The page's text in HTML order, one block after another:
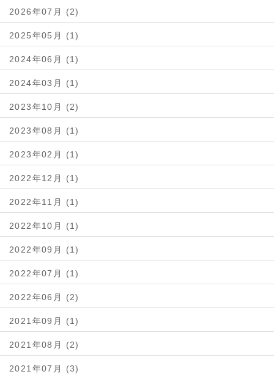
2026年07月 (2)
2025年05月 (1)
2024年06月 (1)
2024年03月 (1)
2023年10月 (2)
2023年08月 (1)
2023年02月 (1)
2022年12月 (1)
2022年11月 (1)
2022年10月 (1)
2022年09月 (1)
2022年07月 (1)
2022年06月 (2)
2021年09月 (1)
2021年08月 (2)
2021年07月 (3)